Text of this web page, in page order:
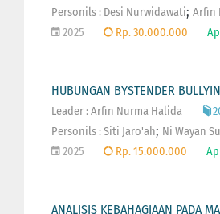
Personils : Desi Nurwidawati; Arfin
2025 Rp. 30.000.000
HUBUNGAN BYSTENDER
Leader : Arfin Nurma Halida
Personils :Siti Jaro'ah; Ni Wayan
2025 Rp. 15.000.000
ANALISIS KEBAHAGIAAN PADA